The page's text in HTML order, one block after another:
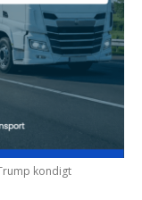
kondigt